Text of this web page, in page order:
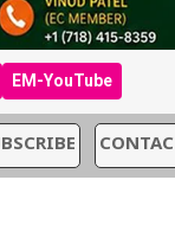
EM-YouTube